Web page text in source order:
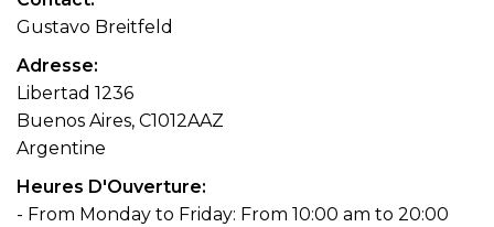
Gustavo Breitfeld
Adresse
Libertad 1236
Buenos Aires, C1012AAZ
Argentine
Heures D'Ouverture
- From Monday to Friday: From 10:00 am to 20:00